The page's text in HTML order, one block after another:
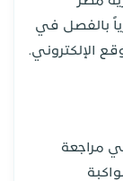
بالفصل في
الإلكتروني.
مراجعة